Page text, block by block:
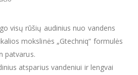
visų rūšių audinius nuo vandens
mokslinės „Gtechniq“ formulės
patvarus.
atsparius vandeniui ir lengvai